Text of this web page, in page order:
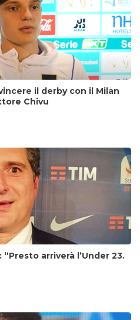
il derby con il Milan
Chivu
arriverà l’Under 23.